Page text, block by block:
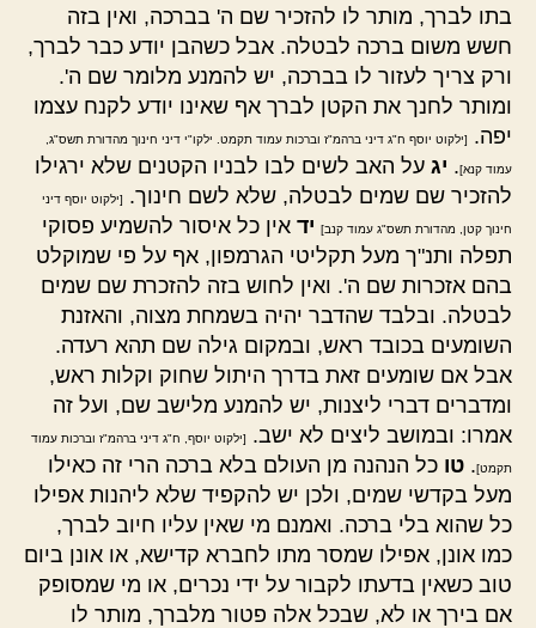
בתו לברך, מותר לו להזכיר שם ה' בברכה, ואין בזה
חשש משום ברכה לבטלה. אבל כשהבן יודע כבר לברך,
ורק צריך לעזור לו בברכה, יש להמנע מלומר שם ה'.
ומותר לחנך את הקטן לברך אף שאינו יודע לקנח עצמו
יפה.
[ילקוט יוסף ח"ג דיני ברהמ"ז וברכות עמוד תקמט. ילקו"י דיני חינוך מהדורת תשס"ג,
עמוד קנא]. יג על האב לשים לבו לבניו הקטנים שלא ירגילו
להזכיר שם שמים לבטלה, שלא לשם חינוך.
[ילקוט יוסף דיני
חינוך קטן, מהדורת תשס"ג עמוד קנב] יד אין כל איסור להשמיע פסוקי
תפלה ותנ"ך מעל תקליטי הגרמפון, אף על פי שמוקלט
בהם אזכרות שם ה'. ואין לחוש בזה להזכרת שם שמים
לבטלה. ובלבד שהדבר יהיה בשמחת מצוה, והאזנת
השומעים בכובד ראש, ובמקום גילה שם תהא רעדה.
אבל אם שומעים זאת בדרך היתול שחוק וקלות ראש,
ומדברים דברי ליצנות, יש להמנע מלישב שם, ועל זה
אמרו: ובמושב ליצים לא ישב.
[ילקוט יוסף, ח"ג דיני ברהמ"ז וברכות עמוד
תקמט]. טו כל הנהנה מן העולם בלא ברכה הרי זה כאילו
מעל בקדשי שמים, ולכן יש להקפיד שלא ליהנות אפילו
כל שהוא בלי ברכה. ואמנם מי שאין עליו חיוב לברך,
כמו אונן, אפילו שמסר מתו לחברא קדישא, או אונן ביום
טוב כשאין בדעתו לקבור על ידי נכרים, או מי שמסופק
אם בירך או לא, שבכל אלה פטור מלברך, מותר לו